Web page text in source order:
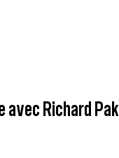
avec Richard Pak